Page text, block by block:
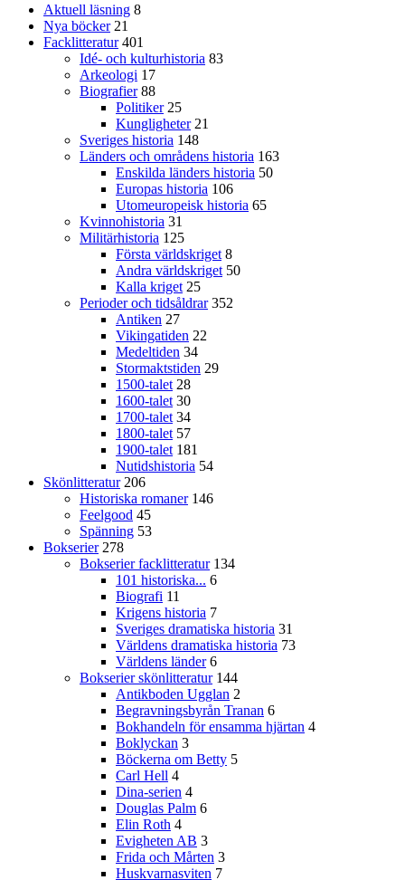
Aktuell läsning 8
Nya böcker 21
Facklitteratur 401
Idé- och kulturhistoria 83
Arkeologi 17
Biografier 88
Politiker 25
Kungligheter 21
Sveriges historia 148
Länders och områdens historia 163
Enskilda länders historia 50
Europas historia 106
Utomeuropeisk historia 65
Kvinnohistoria 31
Militärhistoria 125
Första världskriget 8
Andra världskriget 50
Kalla kriget 25
Perioder och tidsåldrar 352
Antiken 27
Vikingatiden 22
Medeltiden 34
Stormaktstiden 29
1500-talet 28
1600-talet 30
1700-talet 34
1800-talet 57
1900-talet 181
Nutidshistoria 54
Skönlitteratur 206
Historiska romaner 146
Feelgood 45
Spänning 53
Bokserier 278
Bokserier facklitteratur 134
101 historiska... 6
Biografi 11
Krigens historia 7
Sveriges dramatiska historia 31
Världens dramatiska historia 73
Världens länder 6
Bokserier skönlitteratur 144
Antikboden Ugglan 2
Begravningsbyrån Tranan 6
Bokhandeln för ensamma hjärtan 4
Boklyckan 3
Böckerna om Betty 5
Carl Hell 4
Dina-serien 4
Douglas Palm 6
Elin Roth 4
Evigheten AB 3
Frida och Mårten 3
Huskvarnasviten 7